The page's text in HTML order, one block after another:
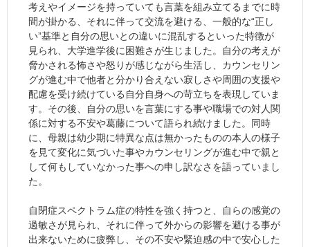
考えやイメージを持っていても言葉を組み立てるまでに時
間が掛かる、それに伴って交流を避ける、一般的な“正し
い”基準と自分の思いとの違いに混乱するといった特徴が
見られ、大学進学後に困難さが生じました。自分の考えが
脅かされる怖さや怒りが感じながら生活し、カウンセリン
グが進む中で他者と分かり合えない寂しさや周囲の支援や
配慮を受け続けている自分自身への苛立ちを表現していま
す。その後、自分の思いを言葉にする事や職場での対人関
係に対する不安や葛藤について語られ続けました。同時
に、母親は幼少期に特異な点は無かったものの本人の様子
を見て変化に気づいた事やカウンセリングが進む中で親と
して何もしていなかった事への申し訳なさを語っていまし
た。
自閉症スペクトラム症の特性を強く持つと、自らの感覚の
過敏さが見られ、それに伴って外からの影響を避ける事が
出来ないために疲弊し、その不安や緊迫感の中で安心した